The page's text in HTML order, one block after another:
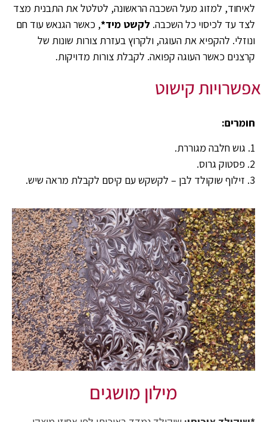
לאיחוד, למזוג מעל השכבה הראשונה, לטלטל את התבנית מצד
לצד עד לכיסוי כל השכבה. לקשט מיד*, כאשר הגנאש עוד חם
ונוזלי. להקפיא את העוגה, ולקרוץ בעזרת צורות שונות של
קרצנים כאשר העוגה קפואה. לקבלת צורות מדויקות.
אפשרויות קישוט
חומרים:
1. גוש חלבה מגוררת.
2. פסטוק גרוס.
3. זילוף שוקולד לבן – לקשקש עם קיסם לקבלת מראה שיש.
מילון מושגים